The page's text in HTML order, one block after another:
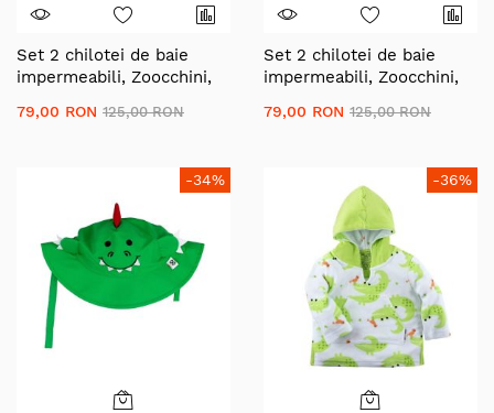
Set 2 chilotei de baie
impermeabili, Zoocchini,
M, 12-24 Luni â€“ Sirena
79,00 RON 125,00 RON
Set 2 chilotei de baie
impermeabili, Zoocchini,
L, 24-36 Luni â€“ Sirena
79,00 RON 125,00 RON
-34% -36%